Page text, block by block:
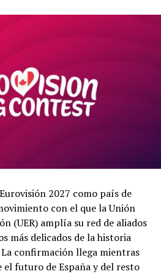
2027 como país de
con el que la Unión
(UER) amplía su red de aliados
más delicados de la historia
confirmación llega mientras
futuro de España y del resto